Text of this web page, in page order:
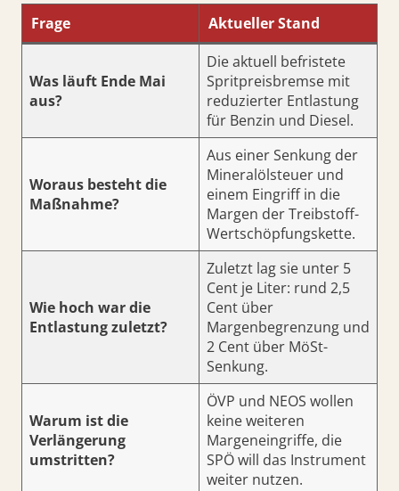
Frage Aktueller Stand
Was läuft Ende Mai
aus?
Die aktuell befristete
Spritpreisbremse mit
reduzierter Entlastung
für Benzin und Diesel.
Woraus besteht die
Maßnahme?
Aus einer Senkung der
Mineralölsteuer und
einem Eingriff in die
Margen der Treibstoff-
Wertschöpfungskette.
Wie hoch war die
Entlastung zuletzt?
Zuletzt lag sie unter 5
Cent je Liter: rund 2,5
Cent über
Margenbegrenzung und
2 Cent über MöSt-
Senkung.
Warum ist die
Verlängerung
umstritten?
ÖVP und NEOS wollen
keine weiteren
Margeneingriffe, die
SPÖ will das Instrument
weiter nutzen.